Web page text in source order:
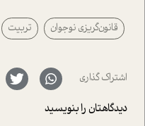
پیرامون آن آشنا می
رفته ایم که موفقیت را
حمیدرضا محتشمی که
سر نهاده است و نیز
با رکاب زدن در بیش از
حمایت از محیط
است.فصل روایت اجنبی
قانون‌گريزي نوجوان تربیت
اشتراک گذاری
دیدگاهتان را بنویسید